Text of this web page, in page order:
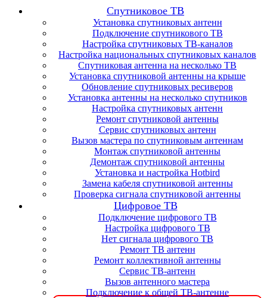
Спутниковое ТВ
Установка спутниковых антенн
Подключение спутникового ТВ
Настройка спутниковых ТВ-каналов
Настройка национальных спутниковых каналов
Спутниковая антенна на несколько ТВ
Установка спутниковой антенны на крыше
Обновление спутниковых ресиверов
Установка антенны на несколько спутников
Настройка спутниковых антенн
Ремонт спутниковой антенны
Сервис спутниковых антенн
Вызов мастера по спутниковым антеннам
Монтаж спутниковой антенны
Демонтаж спутниковой антенны
Установка и настройка Hotbird
Замена кабеля спутниковой антенны
Проверка сигнала спутниковой антенны
Цифровое ТВ
Подключение цифрового ТВ
Настройка цифрового ТВ
Нет сигнала цифрового ТВ
Ремонт ТВ антенн
Ремонт коллективной антенны
Сервис ТВ-антенн
Вызов антенного мастера
Подключение к общей ТВ-антенне